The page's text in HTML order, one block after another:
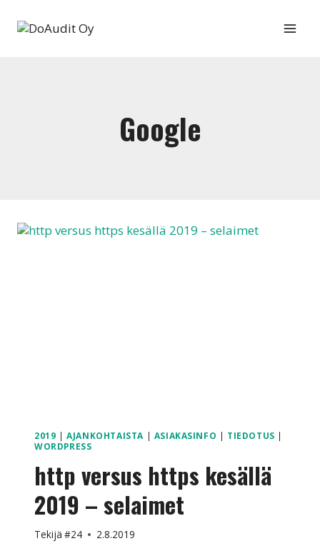
sisältöön
Google
2019 |AJANKOHTAISTA | ASIAKASINFO | TIEDOTUS |
WORDPRESS
http versus https kesällä
2019 – selaimet
Tekijä #24 2.8.2019